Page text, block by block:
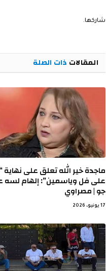
شاركها.
المقالات ذات الصلة
ماجدة خير الله تعلق على نهاية
على فل وياسمين”: إلهام لسه
جو | مصراوي
17 يونيو، 2026